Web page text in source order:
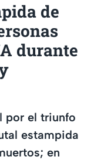
de
durante
por el triunfo
estampida
en